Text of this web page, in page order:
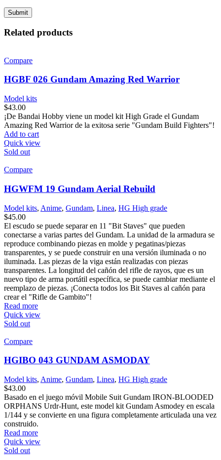
Related products
Compare
HGBF 026 Gundam Amazing Red Warrior
Model kits
$43.00
¡De Bandai Hobby viene un model kit High Grade el Gundam
Amazing Red Warrior de la exitosa serie "Gundam Build Fighters"!
Add to cart
Quick view
Sold out
Compare
HGWFM 19 Gundam Aerial Rebuild
Model kits, Anime, Gundam, Linea, HG High grade
$45.00
El escudo se puede separar en 11 "Bit Staves" que pueden
conectarse a varias partes del Gundam. La unidad de la armadura se
reproduce combinando piezas en molde y pegatinas/piezas
transparentes, y se puede construir en una versión iluminada o no
iluminada. Las piezas de la viga están realizadas con piezas
transparentes. La longitud del cañón del rifle de rayos, que es un
nuevo tipo de arma portátil específica, se puede cambiar mediante el
reemplazo de piezas. ¡Conecta todos los Bit Staves al cañón para
crear el "Rifle de Gambito"!
Read more
Quick view
Sold out
Compare
HGIBO 043 GUNDAM ASMODAY
Model kits, Anime, Gundam, Linea, HG High grade
$43.00
Basado en el juego móvil Mobile Suit Gundam IRON-BLOODED
ORPHANS Urdr-Hunt, este model kit Gundam Asmodey en escala
1/144 y se convierte en una figura completamente articulada una vez
construido.
Read more
Quick view
Sold out